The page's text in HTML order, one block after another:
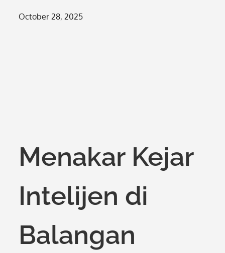
Posted
October 28, 2025
Menakar Kejar
Intelijen di
Balangan